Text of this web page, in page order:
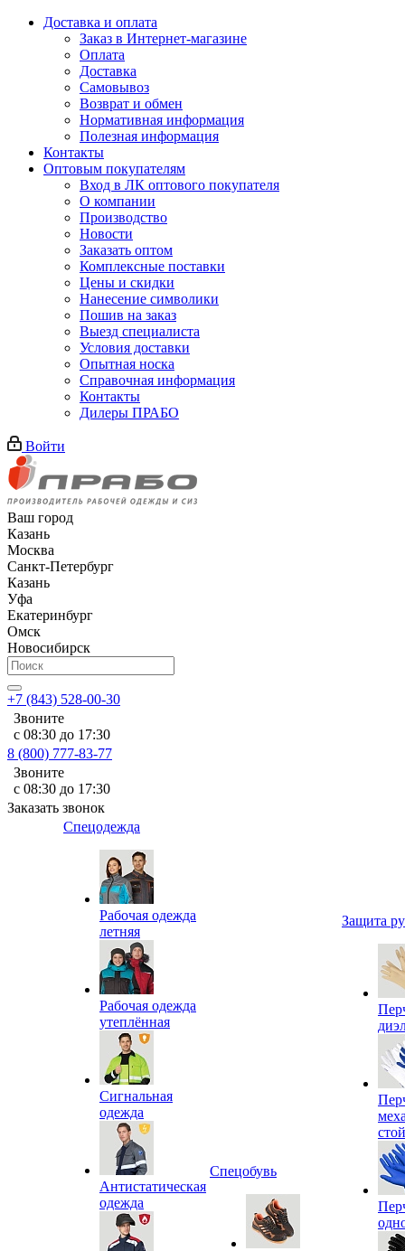
Доставка и оплата
Заказ в Интернет-магазине
Оплата
Доставка
Самовывоз
Возврат и обмен
Нормативная информация
Полезная информация
Контакты
Оптовым покупателям
Вход в ЛК оптового покупателя
О компании
Производство
Новости
Заказать оптом
Комплексные поставки
Цены и скидки
Нанесение символики
Пошив на заказ
Выезд специалиста
Условия доставки
Опытная носка
Справочная информация
Контакты
Дилеры ПРАБО
Войти
Ваш город
Казань
Москва
Санкт-Петербург
Казань
Уфа
Екатеринбург
Омск
Новосибирск
+7 (843) 528-00-30
Звоните
с 08:30 до 17:30
8 (800) 777-83-77
Звоните
с 08:30 до 17:30
Заказать звонок
Спецодежда
Рабочая одежда
летняя
Рабочая одежда
утеплённая
Сигнальная
одежда
Антистатическая
одежда
Спецобувь
Защита